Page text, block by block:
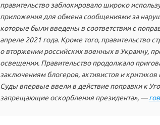
правительство заблокировало широко
приложения для обмена сообщениями за
которые были введены в соответствии с
апреле 2021 года. Кроме того, правительство
о вторжении российских военных в Украину,
освещении. Правительство продолжало
заключениям блогеров, активистов и
Суды впервые ввели в действие поправки к
запрещающие оскорбления президента», —